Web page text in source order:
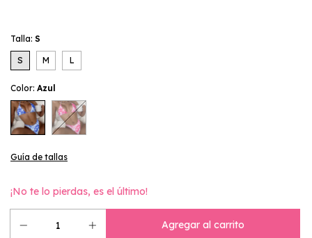
Talla: S
S M L
Color: Azul
Guía de tallas
¡No te lo pierdas, es el último!